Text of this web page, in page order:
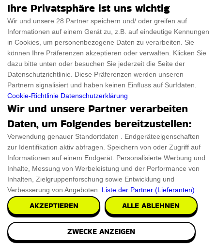
FÜR 82,50 €
Preis
Langes Popeline-Kleid Für Nur 82,50
€
Ein langes Popeline-Kleid ist für 82,50 € erhältlich
und bietet eine stilvolle und elegante Option zu
einem vernünftigen Preis. Dieses Kleid vereint
Komfort und Eleganz und ist somit eine vielseitige
Ergänzung für jede Garderobe.
GET ANGEBOT
FÜR 135 €
Preis
Kaufen Sie Eine Strickjacke Mit V-
Ausschnitt Für 135 €
Ihre Privatsphäre ist uns wichtig
Wir und unsere 28 Partner speichern und/ oder greifen auf
Informationen auf einem Gerät zu, z.B. auf eindeutige Kennungen
in Cookies, um personenbezogene Daten zu verarbeiten. Sie
können Ihre Präferenzen akzeptieren oder verwalten. Klicken Sie
dazu bitte unten oder besuchen Sie jederzeit die Seite der
Datenschutzrichtlinie. Diese Präferenzen werden unseren
Partnern signalisiert und haben keinen Einfluss auf Surfdaten.
Cookie-Richtlinie Datenschutzerklärung
Wir und unsere Partner verarbeiten
Daten, um Folgendes bereitzustellen:
Verwendung genauer Standortdaten . Endgeräteeigenschaften
zur Identifikation aktiv abfragen. Speichern von oder Zugriff auf
Informationen auf einem Endgerät. Personalisierte Werbung und
Inhalte, Messung von Werbeleistung und der Performance von
Inhalten, Zielgruppenforschung sowie Entwicklung und
Verbesserung von Angeboten. Liste der Partner (Lieferanten)
AKZEPTIEREN ALLE ABLEHNEN
ZWECKE ANZEIGEN